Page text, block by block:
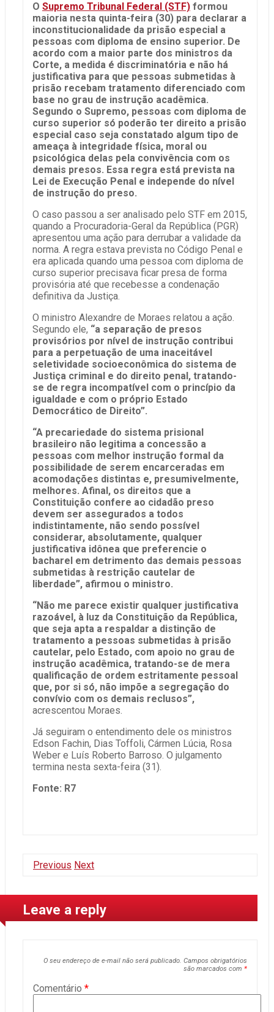
O Supremo Tribunal Federal (STF) formou
maioria nesta quinta-feira (30) para declarar a
inconstitucionalidade da prisão especial a
pessoas com diploma de ensino superior. De
acordo com a maior parte dos ministros da
Corte, a medida é discriminatória e não há
justificativa para que pessoas submetidas à
prisão recebam tratamento diferenciado com
base no grau de instrução acadêmica.
Segundo o Supremo, pessoas com diploma de
curso superior só poderão ter direito a prisão
especial caso seja constatado algum tipo de
ameaça à integridade física, moral ou
psicológica delas pela convivência com os
demais presos. Essa regra está prevista na
Lei de Execução Penal e independe do nível
de instrução do preso.
O caso passou a ser analisado pelo STF em 2015,
quando a Procuradoria-Geral da República (PGR)
apresentou uma ação para derrubar a validade da
norma. A regra estava prevista no Código Penal e
era aplicada quando uma pessoa com diploma de
curso superior precisava ficar presa de forma
provisória até que recebesse a condenação
definitiva da Justiça.
O ministro Alexandre de Moraes relatou a ação.
Segundo ele, “a separação de presos
provisórios por nível de instrução contribui
para a perpetuação de uma inaceitável
seletividade socioeconômica do sistema de
Justiça criminal e do direito penal, tratando-
se de regra incompatível com o princípio da
igualdade e com o próprio Estado
Democrático de Direito”.
“A precariedade do sistema prisional
brasileiro não legitima a concessão a
pessoas com melhor instrução formal da
possibilidade de serem encarceradas em
acomodações distintas e, presumivelmente,
melhores. Afinal, os direitos que a
Constituição confere ao cidadão preso
devem ser assegurados a todos
indistintamente, não sendo possível
considerar, absolutamente, qualquer
justificativa idônea que preferencie o
bacharel em detrimento das demais pessoas
submetidas à restrição cautelar de
liberdade”, afirmou o ministro.
“Não me parece existir qualquer justificativa
razoável, à luz da Constituição da República,
que seja apta a respaldar a distinção de
tratamento a pessoas submetidas à prisão
cautelar, pelo Estado, com apoio no grau de
instrução acadêmica, tratando-se de mera
qualificação de ordem estritamente pessoal
que, por si só, não impõe a segregação do
convívio com os demais reclusos”,
acrescentou Moraes.
Já seguiram o entendimento dele os ministros
Edson Fachin, Dias Toffoli, Cármen Lúcia, Rosa
Weber e Luís Roberto Barroso. O julgamento
termina nesta sexta-feira (31).
Fonte: R7
Previous Next
Leave a reply
O seu endereço de e-mail não será publicado. Campos obrigatórios
são marcados com *
Comentário *